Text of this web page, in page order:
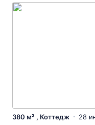
380 м² , Коттедж 28